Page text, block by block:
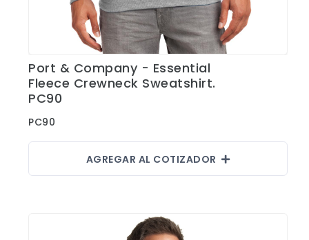
Ver Detalles
Port & Company - Essential
Fleece Crewneck Sweatshirt.
PC90
PC90
AGREGAR AL COTIZADOR